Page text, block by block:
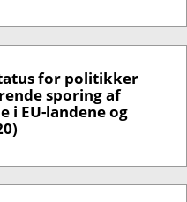
for politikker
sporing af
i EU-landene og